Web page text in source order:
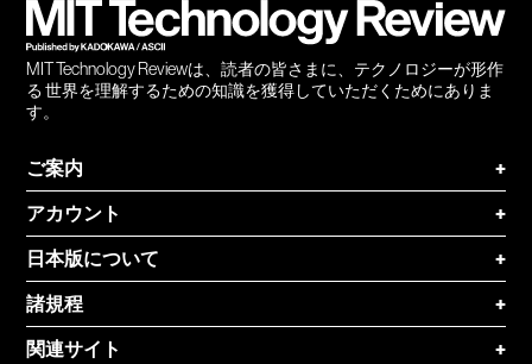
MIT Technology Reviewは、読者の皆さまに、テクノロジーが形作
る 世界を理解するための知識を獲得していただくためにありま
す。
ご案内
+
アカウント
+
日本版について
+
諸規程
+
関連サイト
+